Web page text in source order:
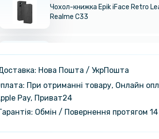
Чохол-книжка Epik iFace Retro
Realme C33
Нова Пошта / УкрПошта
При отриманні товару, Онлайн
Pay, Приват24
Обмін / Повернення протягом 14